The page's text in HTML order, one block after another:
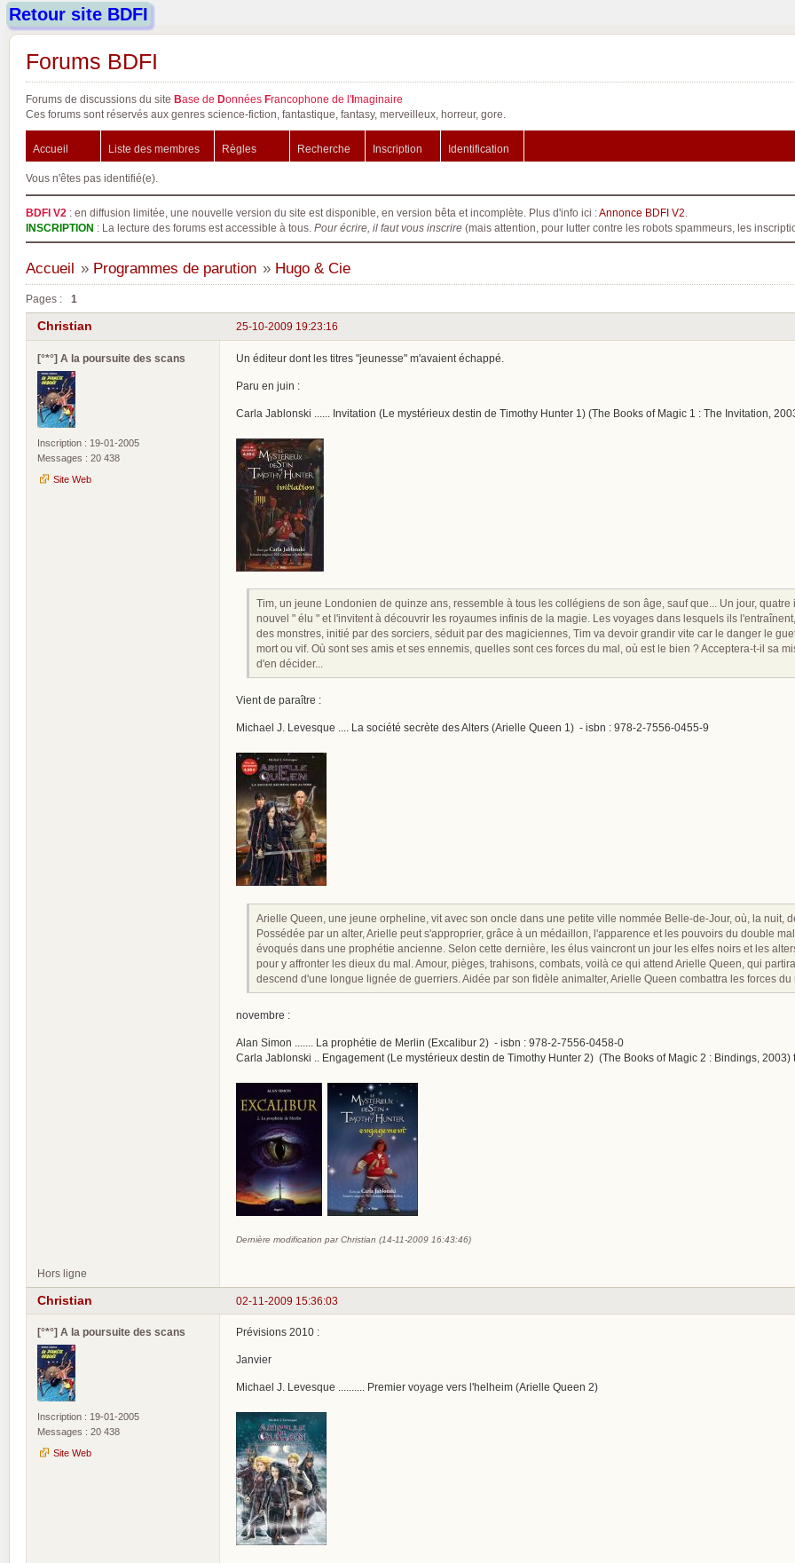
Retour site BDFI
Forums BDFI
Forums de discussions du site Base de Données Francophone de l'Imaginaire
Ces forums sont réservés aux genres science-fiction, fantastique, fantasy, merveilleux, horreur, gore.
Accueil Liste des membres Règles Recherche Inscription Identification
Vous n'êtes pas identifié(e).
BDFI V2 : en diffusion limitée, une nouvelle version du site est disponible, en version bêta et incomplète. Plus d'info ici :Annonce BDFI V2
INSCRIPTION : La lecture des forums est accessible à tous. Pour écrire, il faut vous inscrire (mais attention, pour lutter contre les robots spammeurs, les
Accueil » Programmes de parution » Hugo & Cie
Pages : 1
25-10-2009 19:23:16
Christian
[°*°] A la poursuite des scans
Inscription : 19-01-2005
Messages : 20 438
Site Web
Un éditeur dont les titres "jeunesse" m'avaient échappé.
Paru en juin :
Carla Jablonski ...... Invitation (Le mystérieux destin de Timothy Hunter 1) (The Books of Magic 1 : The Invitation,
Tim, un jeune Londonien de quinze ans, ressemble à tous les collégiens de son âge, sauf que... Un jour,
nouvel " élu " et l'invitent à découvrir les royaumes infinis de la magie. Les voyages dans lesquels ils
des monstres, initié par des sorciers, séduit par des magiciennes, Tim va devoir grandir vite car le danger le
mort ou vif. Où sont ses amis et ses ennemis, quelles sont ces forces du mal, où est le bien ? Acceptera-t-il sa
d'en décider...
Vient de paraître :
Michael J. Levesque .... La société secrète des Alters (Arielle Queen 1) - isbn : 978-2-7556-0455-9
Arielle Queen, une jeune orpheline, vit avec son oncle dans une petite ville nommée Belle-de-Jour, où, la nuit,
Possédée par un alter, Arielle peut s'approprier, grâce à un médaillon, l'apparence et les pouvoirs du double
évoqués dans une prophétie ancienne. Selon cette dernière, les élus vaincront un jour les elfes noirs et les
pour y affronter les dieux du mal. Amour, pièges, trahisons, combats, voilà ce qui attend Arielle Queen, qui
descend d'une longue lignée de guerriers. Aidée par son fidèle animalter, Arielle Queen combattra les forces
novembre :
Alan Simon ....... La prophétie de Merlin (Excalibur 2) - isbn : 978-2-7556-0458-0
Carla Jablonski .. Engagement (Le mystérieux destin de Timothy Hunter 2) (The Books of Magic 2 : Bindings,
Dernière modification par Christian (14-11-2009 16:43:46)
Hors ligne
02-11-2009 15:36:03
Christian
[°*°] A la poursuite des scans
Inscription : 19-01-2005
Messages : 20 438
Site Web
Prévisions 2010 :
Janvier
Michael J. Levesque .......... Premier voyage vers l'helheim (Arielle Queen 2)